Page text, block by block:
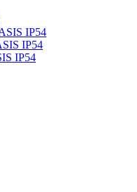
IP54
IP54
IP54